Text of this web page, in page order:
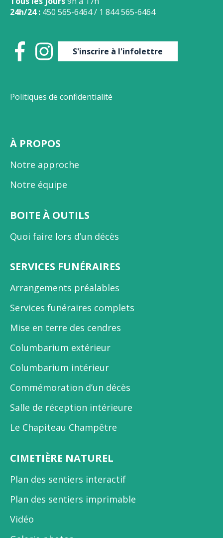
24h/24 : 450 565-6464/ 1 844 565-6464
S'inscrire à l'infolettre
Politiques de confidentialité
À PROPOS
Notre approche
Notre équipe
BOITE À OUTILS
Quoi faire lors d’un décès
SERVICES FUNÉRAIRES
Arrangements préalables
Services funéraires complets
Mise en terre des cendres
Columbarium extérieur
Columbarium intérieur
Commémoration d’un décès
Salle de réception intérieure
Le Chapiteau Champêtre
CIMETIÈRE NATUREL
Plan des sentiers interactif
Plan des sentiers imprimable
Vidéo